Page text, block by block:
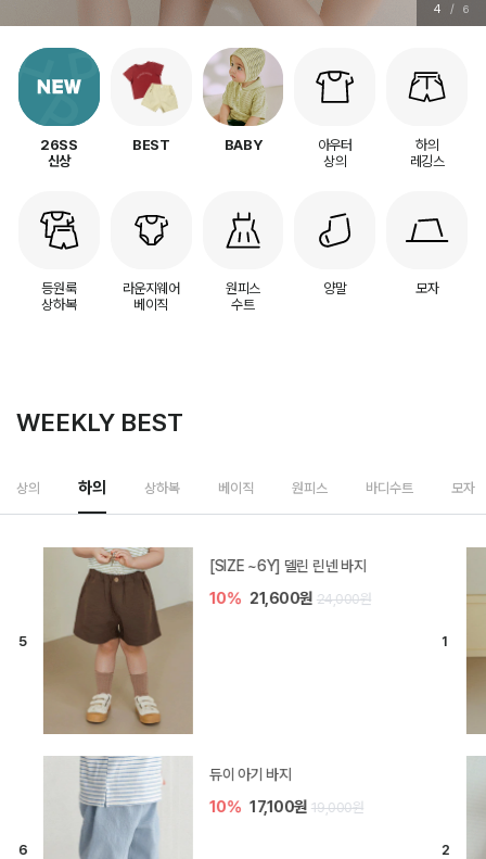
5 / 6
26SS
신상
BEST BABY
아우터
상의
하의
레깅스
등원룩
상하복
라운지웨어
베이직
원피스
수트
양말 모자
WEEKLY BEST
상의 하의 상하복 베이직 원피스 바디수트 모자
[SIZE ~6Y] 델린 린넨 바지
10% 21,600원 24,000원
듀이 아기 바지
10% 17,100원 19,000원